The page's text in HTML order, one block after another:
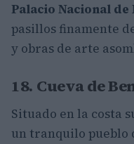
Palacio Nacional
pasillos finamente
y obras de arte
18. Cueva de
Situado en la costa
un tranquilo pueblo